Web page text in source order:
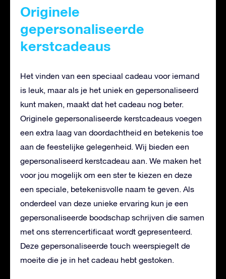
Originele
gepersonaliseerde
kerstcadeaus
Het vinden van een speciaal cadeau voor iemand
is leuk, maar als je het uniek en gepersonaliseerd
kunt maken, maakt dat het cadeau nog beter.
Originele gepersonaliseerde kerstcadeaus voegen
een extra laag van doordachtheid en betekenis toe
aan de feestelijke gelegenheid. Wij bieden een
gepersonaliseerd kerstcadeau aan. We maken het
voor jou mogelijk om een ster te kiezen en deze
een speciale, betekenisvolle naam te geven. Als
onderdeel van deze unieke ervaring kun je een
gepersonaliseerde boodschap schrijven die samen
met ons sterrencertificaat wordt gepresenteerd.
Deze gepersonaliseerde touch weerspiegelt de
moeite die je in het cadeau hebt gestoken.